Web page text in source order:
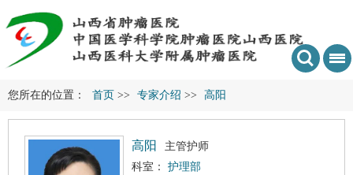
您所在的位置： 首页 >> 专家介绍 >> 高阳
高阳
主管护师
科室： 护理部